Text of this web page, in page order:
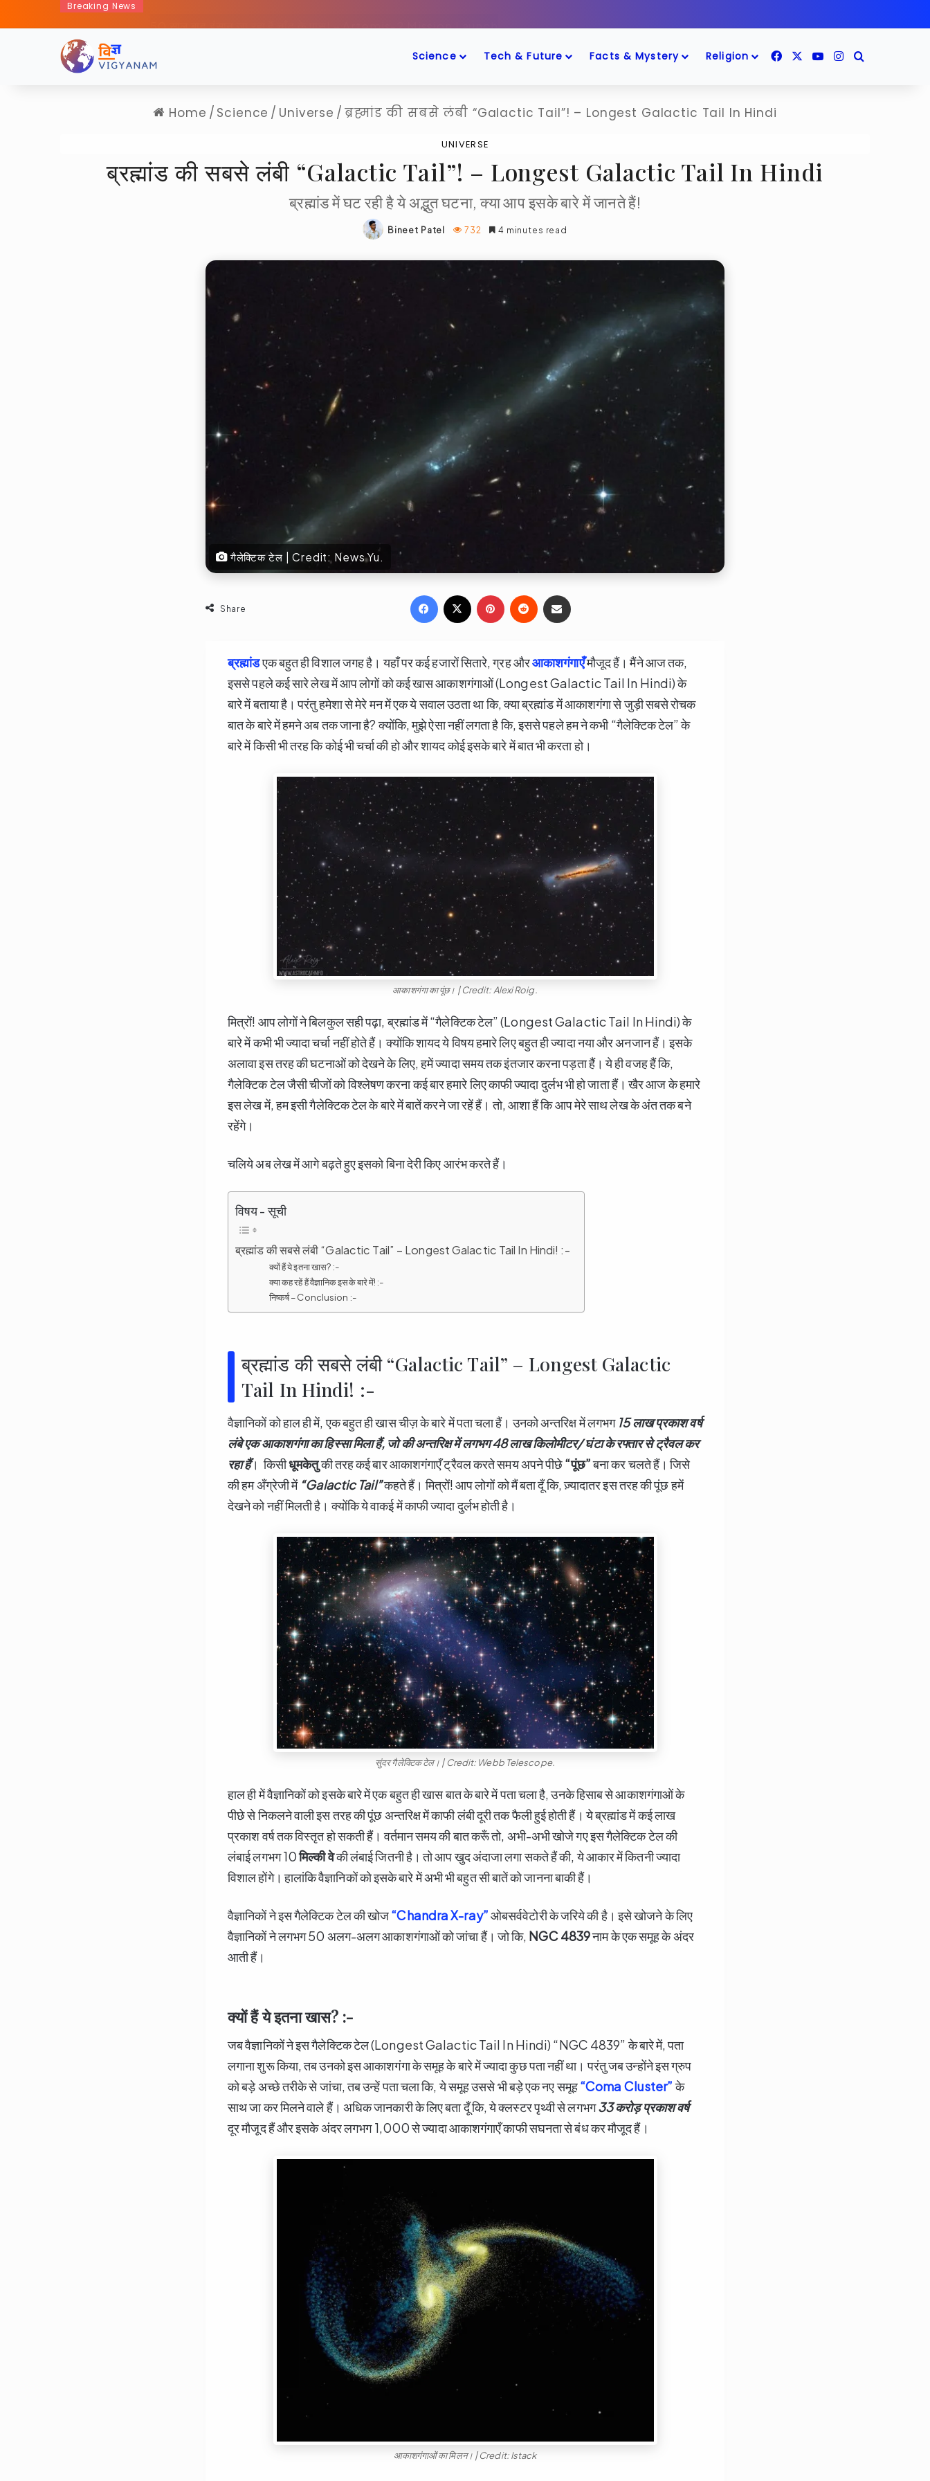
Breaking News
Science Tech & Future Facts & Mystery Religion FacebookYouTubeInstagram
Home / Science / Universe / ब्रह्मांड की सबसे लंबी “Galactic Tail”! – Longest Galactic Tail In Hindi
UNIVERSE
ब्रह्मांड की सबसे लंबी “Galactic Tail”! – Longest Galactic Tail In Hindi
ब्रह्मांड में घट रही है ये अद्भुत घटना, क्या आप इसके बारे में जानते हैं!
Bineet Patel 732 4 minutes read
गैलेक्टिक टेल | Credit: News Yu.
Share
Facebook Pinterest
Reddit
ब्रह्मांडएक बहुत ही विशाल जगह है। यहाँ पर कई हजारों सितारे, ग्रह औरआकाशगंगाएँमौजूद हैं। मैंने आज तक,
इससे पहले कई सारे लेख में आप लोगों को कई खास आकाशगंगाओं (Longest Galactic Tail In Hindi) के
बारे में बताया है। परंतु हमेशा से मेरे मन में एक ये सवाल उठता था कि, क्या ब्रह्मांड में आकाशगंगा से जुड़ी सबसे रोचक
बात के बारे में हमने अब तक जाना है? क्योंकि, मुझे ऐसा नहीं लगता है कि, इससे पहले हम ने कभी “गैलेक्टिक टेल” के
बारे में किसी भी तरह कि कोई भी चर्चा की हो और शायद कोई इसके बारे में बात भी करता हो।
आकाशगंगा का पूंछ। | Credit: Alexi Roig.
मित्रों! आप लोगों ने बिलकुल सही पढ़ा, ब्रह्मांड में “गैलेक्टिक टेल” (Longest Galactic Tail In Hindi) के
बारे में कभी भी ज्यादा चर्चा नहीं होते हैं। क्योंकि शायद ये विषय हमारे लिए बहुत ही ज्यादा नया और अनजान हैं। इसके
अलावा इस तरह की घटनाओं को देखने के लिए, हमें ज्यादा समय तक इंतजार करना पड़ता हैं। ये ही वजह हैं कि,
गैलेक्टिक टेल जैसी चीजों को विश्लेषण करना कई बार हमारे लिए काफी ज्यादा दुर्लभ भी हो जाता हैं। खैर आज के हमारे
इस लेख में, हम इसी गैलेक्टिक टेल के बारे में बातें करने जा रहें हैं। तो, आशा हैं कि आप मेरे साथ लेख के अंत तक बने
रहेंगे।
चलिये अब लेख में आगे बढ़ते हुए इसको बिना देरी किए आरंभ करते हैं।
विषय - सूची
ब्रह्मांड की सबसे लंबी “Galactic Tail” – Longest Galactic Tail In Hindi! :-
क्यों हैं ये इतना खास? :-
क्या कह रहें हैं वैज्ञानिक इसके बारे में! :-
निष्कर्ष – Conclusion :-
ब्रह्मांड की सबसे लंबी “Galactic Tail” – Longest Galactic
Tail In Hindi! :-
वैज्ञानिकों को हाल ही में, एक बहुत ही खास चीज़ के बारे में पता चला हैं। उनको अन्तरिक्ष में लगभग 15लाख प्रकाश वर्ष
लंबे एक आकाशगंगा का हिस्सा मिला हैं, जो की अन्तरिक्ष में लगभग 48लाख किलोमीटर/ घंटा के रफ्तार से ट्रैवल कर
रहा हैं। किसीधूमकेतुकी तरह कई बार आकाशगंगाएँ ट्रैवल करते समय अपने पीछे“पूंछ”बना कर चलते हैं। जिसे
की हम अँग्रेजी में “Galactic Tail”कहते हैं। मित्रों! आप लोगों को मैं बता दूँ कि, ज़्यादातर इस तरह की पूंछ हमें
देखने को नहीं मिलती है। क्योंकि ये वाकई में काफी ज्यादा दुर्लभ होती है।
सुंदर गैलेक्टिक टेल। | Credit: Webb Telescope.
हाल ही में वैज्ञानिकों को इसके बारे में एक बहुत ही खास बात के बारे में पता चला है, उनके हिसाब से आकाशगंगाओं के
पीछे से निकलने वाली इस तरह की पूंछ अन्तरिक्ष में काफी लंबी दूरी तक फैली हुई होती हैं। ये ब्रह्मांड में कई लाख
प्रकाश वर्ष तक विस्तृत हो सकती हैं। वर्तमान समय की बात करूँ तो, अभी-अभी खोजे गए इस गैलेक्टिक टेल की
लंबाई लगभग 10मिल्की वेकी लंबाई जितनी है। तो आप खुद अंदाजा लगा सकते हैं की, ये आकार में कितनी ज्यादा
विशाल होंगे। हालांकि वैज्ञानिकों को इसके बारे में अभी भी बहुत सी बातें को जानना बाकी हैं।
वैज्ञानिकों ने इस गैलेक्टिक टेल की खोज“Chandra X-ray”ओबसर्ववेटोरी के जरिये की है। इसे खोजने के लिए
वैज्ञानिकों ने लगभग 50 अलग-अलग आकाशगंगाओं को जांचा हैं। जो कि, NGC 4839नाम के एक समूह के अंदर
आती हैं।
क्यों हैं ये इतना खास? :-
जब वैज्ञानिकों ने इस गैलेक्टिक टेल (Longest Galactic Tail In Hindi) “NGC 4839” के बारे में, पता
लगाना शुरू किया, तब उनको इस आकाशगंगा के समूह के बारे में ज्यादा कुछ पता नहीं था। परंतु जब उन्होंने इस ग्रुप
को बड़े अच्छे तरीके से जांचा, तब उन्हें पता चला कि, ये समूह उससे भी बड़े एक नए समूह“Coma Cluster”के
साथ जा कर मिलने वाले हैं। अधिक जानकारी के लिए बता दूँ कि, ये क्लस्टर पृथ्वी से लगभग33करोड़ प्रकाश वर्ष
दूर मौजूद हैं और इसके अंदर लगभग 1,000 से ज्यादा आकाशगंगाएँ काफी सघनता से बंध कर मौजूद हैं।
आकाशगंगाओं का मिलन। | Credit: Istack